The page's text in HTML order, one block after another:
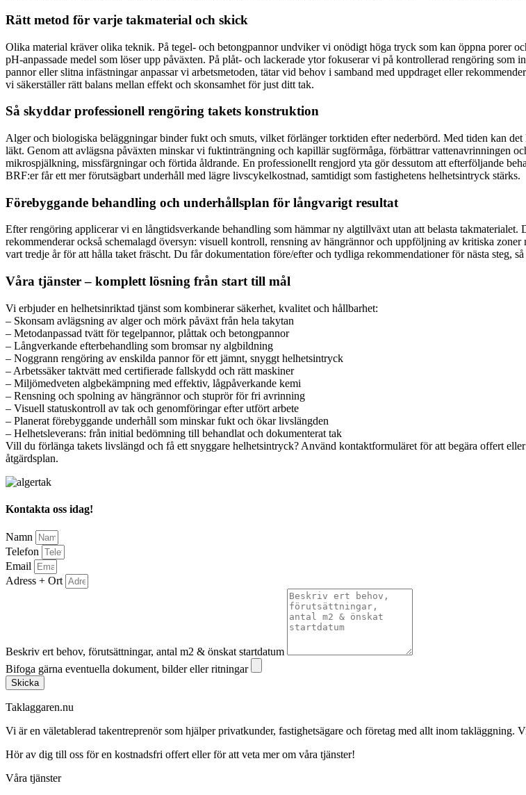
Rätt metod för varje takmaterial och skick
Olika material kräver olika teknik. På tegel- och betongpannor undviker vi onödigt höga tryck som kan öppna porer
pH-anpassade medel som löser upp påväxten. På plåt- och lackerade ytor fokuserar vi på kontrollerad rengöring
pannor eller slitna infästningar anpassar vi arbetsmetoden, tätar vid behov i samband med uppdraget eller
vi säkerställer rätt balans mellan effekt och skonsamhet för just ditt tak.
Så skyddar professionell rengöring takets konstruktion
Alger och biologiska beläggningar binder fukt och smuts, vilket förlänger torktiden efter nederbörd. Med tiden kan
läkt. Genom att avlägsna påväxten minskar vi fuktinträngning och kapillär sugförmåga, förbättrar vattenavrinningen
mikrospjälkning, missfärgningar och förtida åldrande. En professionellt rengjord yta gör dessutom att efterföljande
BRF:er får ett mer förutsägbart underhåll med lägre livscykelkostnad, samtidigt som fastighetens helhetsintryck stärks.
Förebyggande behandling och underhållsplan för långvarigt resultat
Efter rengöring applicerar vi en långtidsverkande behandling som hämmar ny algtillväxt utan att belasta
rekommenderar också schemalagd översyn: visuell kontroll, rensning av hängrännor och uppföljning av kritiska
vart tredje år för att hålla taket fräscht. Du får dokumentation före/efter och tydliga rekommendationer för nästa steg,
Våra tjänster – komplett lösning från start till mål
Vi erbjuder en helhetsinriktad tjänst som kombinerar säkerhet, kvalitet och hållbarhet:
– Skonsam avlägsning av alger och mörk påväxt från hela takytan
– Metodanpassad tvätt för tegelpannor, plåttak och betongpannor
– Långverkande efterbehandling som bromsar ny algbildning
– Noggrann rengöring av enskilda pannor för ett jämnt, snyggt helhetsintryck
– Arbetssäker taktvätt med certifierade fallskydd och rätt maskiner
– Miljömedveten algbekämpning med effektiv, lågpåverkande kemi
– Rensning och spolning av hängrännor och stuprör för fri avrinning
– Visuell statuskontroll av tak och genomföringar efter utfört arbete
– Planerat förebyggande underhåll som minskar fukt och ökar livslängden
– Helhetsleverans: från initial bedömning till behandlat och dokumenterat tak
Vill du förlänga takets livslängd och få ett snyggare helhetsintryck? Använd kontaktformuläret för att begära offert
åtgärdsplan.
Kontakta oss idag!
Namn
Telefon
Email
Adress + Ort
Beskriv ert behov, förutsättningar, antal m2 & önskat startdatum
Bifoga gärna eventuella dokument, bilder eller ritningar
Skicka
Taklaggaren.nu
Vi är en väletablerad takentreprenör som hjälper privatkunder, fastighetsägare och företag med allt inom
Hör av dig till oss för en kostnadsfri offert eller för att veta mer om våra tjänster!
Våra tjänster